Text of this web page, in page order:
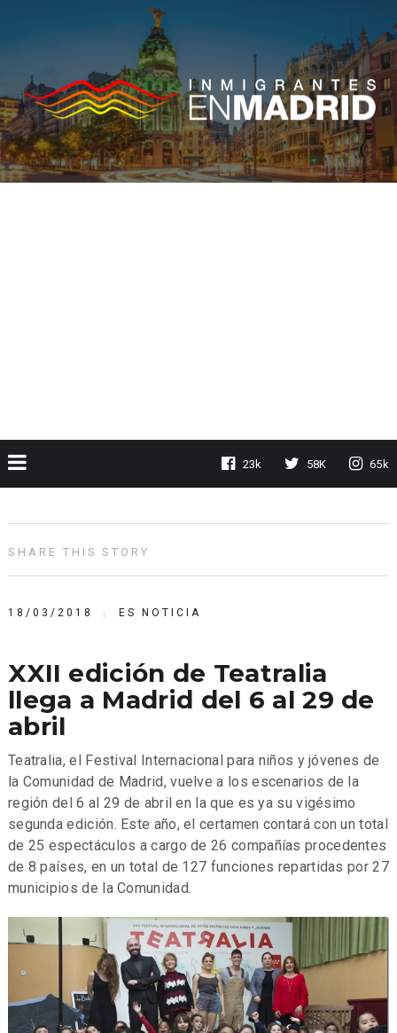
23k 58K 65k
SHARE THIS STORY
18/03/2018 ES NOTICIA
XXII edición de Teatralia
llega a Madrid del 6 al 29 de
abril
Teatralia, el Festival Internacional para niños y jóvenes de
la Comunidad de Madrid, vuelve a los escenarios de la
región del 6 al 29 de abril en la que es ya su vigésimo
segunda edición. Este año, el certamen contará con un total
de 25 espectáculos a cargo de 26 compañías procedentes
de 8 países, en un total de 127 funciones repartidas por 27
municipios de la Comunidad.